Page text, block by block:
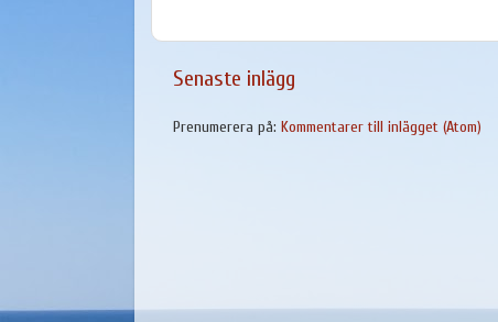
Senaste inlägg
Prenumerera på: Kommentarer till inlägget (Atom)